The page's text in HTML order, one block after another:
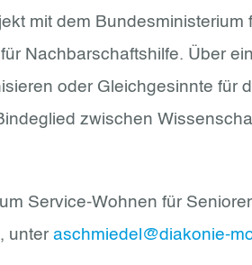
mit dem
Nachbarschaftshilfe. Über
oder Gleichgesinnte für
zwischen
Service-Wohnen für
unter aschmiedel@diakonie-